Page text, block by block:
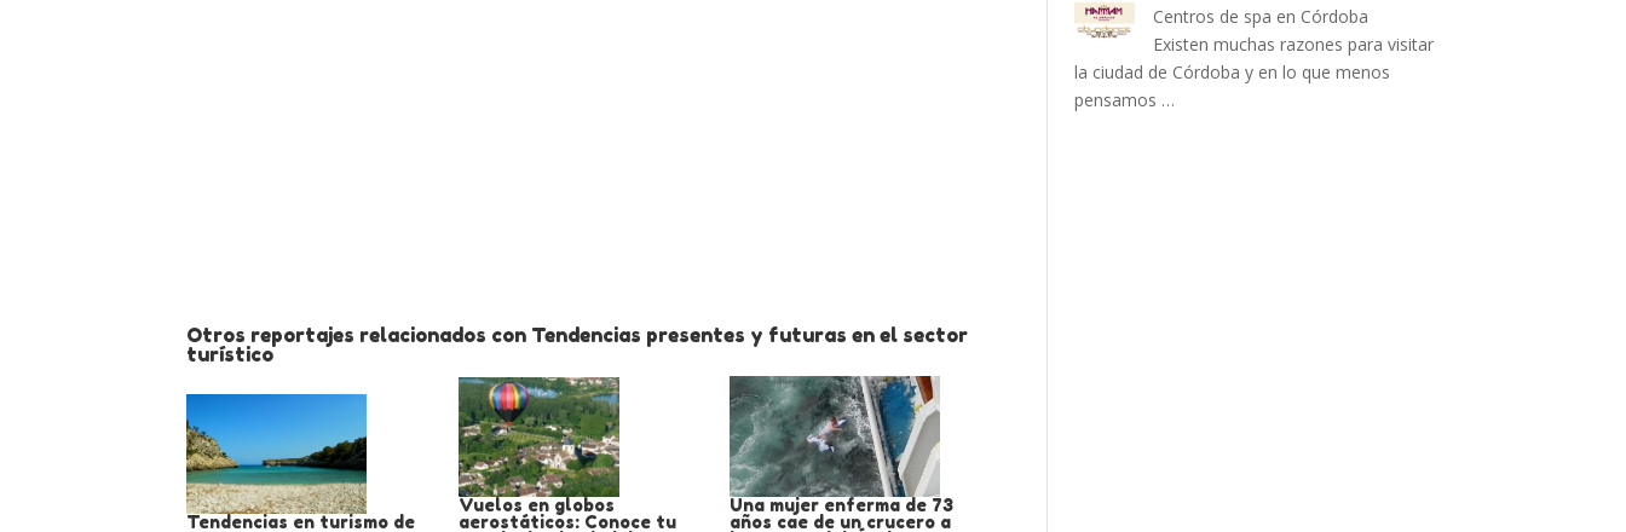
Otros reportajes relacionados con Tendencias presentes y futuras en el sector
turístico
Tendencias en turismo de
Vuelos en globos
aerostáticos: Conoce tu
Una mujer enferma de 73
años cae de un crucero a
Centros de spa en Córdoba
Existen muchas razones para visitar
la ciudad de Córdoba y en lo que menos
pensamos …